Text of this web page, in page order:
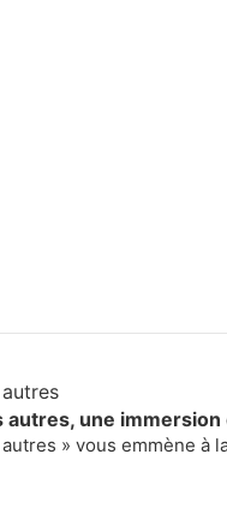
autres, une
» vous emmène